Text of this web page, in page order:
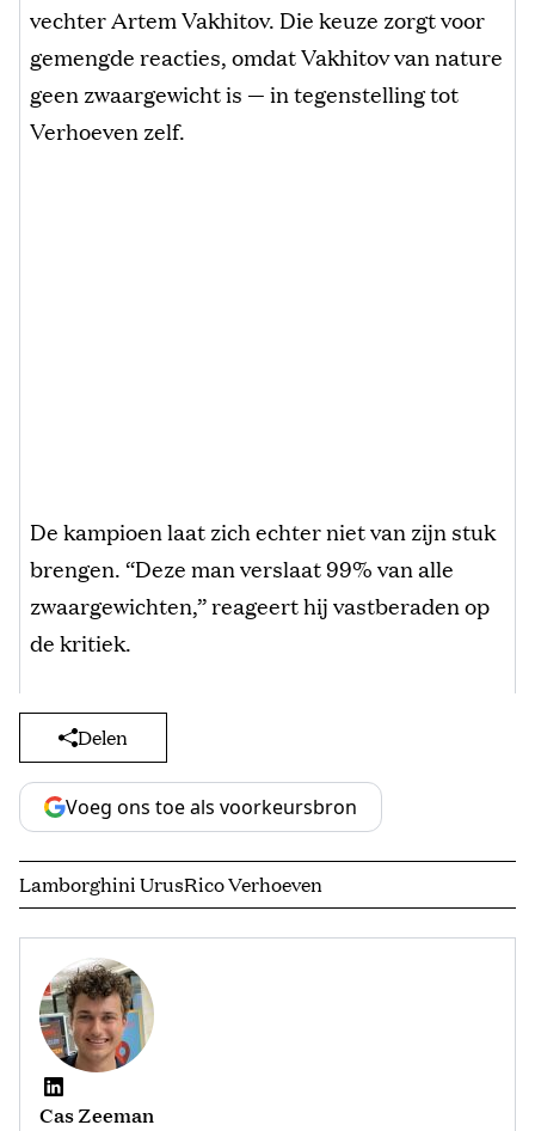
vechter Artem Vakhitov. Die keuze zorgt voor
gemengde reacties, omdat Vakhitov van nature
geen zwaargewicht is — in tegenstelling tot
Verhoeven zelf.
De kampioen laat zich echter niet van zijn stuk
brengen. “Deze man verslaat 99% van alle
zwaargewichten,” reageert hij vastberaden op
de kritiek.
Delen
Voeg ons toe als voorkeursbron
Lamborghini UrusRico Verhoeven
Cas Zeeman